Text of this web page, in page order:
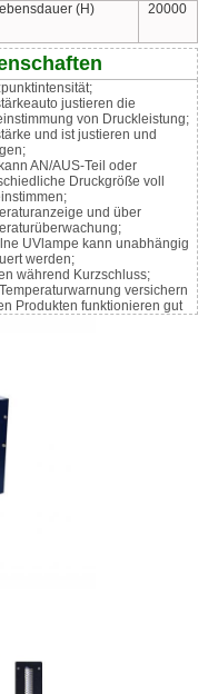
(H) 20000
justieren die
von Druckleistung;
und ist justieren und
AN/AUS-Teil oder
Druckgröße voll
und über
UVlampe kann unabhängig
werden;
während Kurzschluss;
versichern
Produkten funktionieren gut